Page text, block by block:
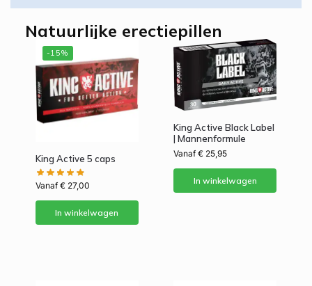
Natuurlijke erectiepillen
-15%
King Active 5 caps
Vanaf€27,00
In winkelwagen
King Active Black Label
| Mannenformule
Vanaf€ 25,95
In winkelwagen